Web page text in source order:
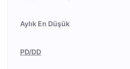
Aylık En Düşük
PD/DD